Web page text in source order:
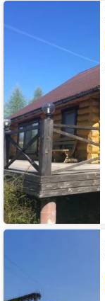
Коттедж
База